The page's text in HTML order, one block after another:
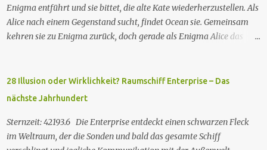
Enigma entführt und sie bittet, die alte Kate wiederherzustellen. Als
Alice nach einem Gegenstand sucht, findet Ocean sie. Gemeinsam
kehren sie zu Enigma zurück, doch gerade als Enigma Alice das
wolle. Währenddessen nehmen zwei GCPd-Beamte Ryan und Luke
in einem Club fest. Als Sophie die gleichen weißen, rassistischen
auf einen Gefangenen namens Eli. Imani besorgt sich einen Anwalt,
um sie rauszuholen. Inzwischen hat das neue Snakebite viele
28 Illusion oder Wirklichkeit? Raumschiff Enterprise – Das
nächste Jahrhundert
Sternzeit: 42193.6 Die Enterprise entdeckt einen schwarzen Fleck
im Weltraum, der die Sonden und bald das gesamte Schiff